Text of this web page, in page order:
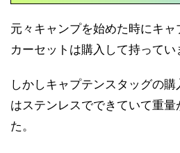
元々キャンプを始めた時にキャ
カーセットは購入して持ってい
しかしキャプテンスタッグの
はステンレスでできていて重
た。